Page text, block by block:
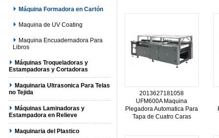
Máquina Formadora en Cartón
Maquina de UV Coating
Maquina Encuadernadora Para
Libros
Máquinas Troqueladoras y
Estampadoras y Cortadoras
Maquinaria Ultrasonica Para Telas
no Tejida
Máquinas Laminadoras y
Estampadora en Relieve
Maquinaria del Plastico
2013627181058
UFM600A Maquina
Plegadora Automatica Para
Tapa de Cuatro Caras